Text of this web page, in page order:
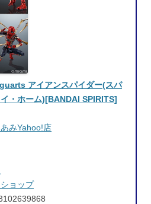
アイアンスパイダー(スパ
・ホーム)[BANDAI SPIRITS]
みYahoo!店
ョップ